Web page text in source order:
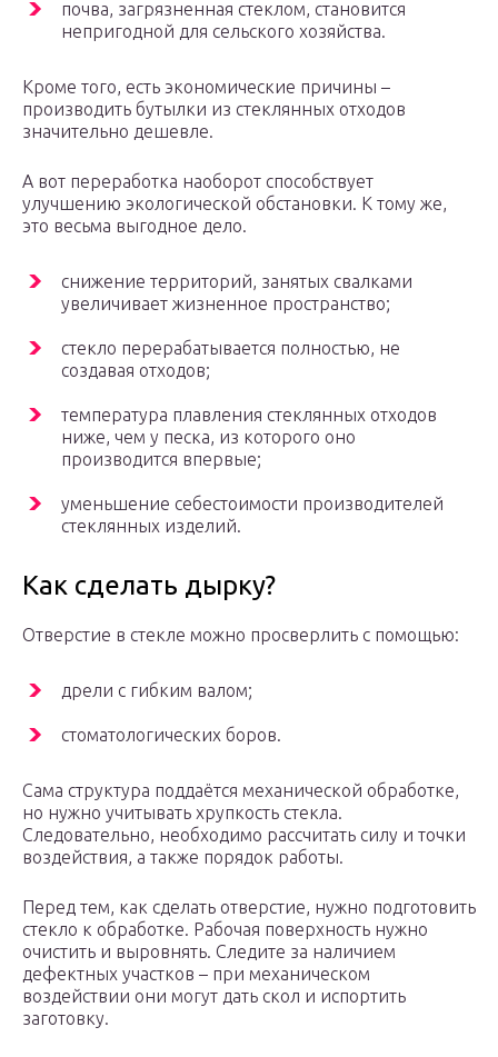
почва, загрязненная стеклом, становится
непригодной для сельского хозяйства.
Кроме того, есть экономические причины –
производить бутылки из стеклянных отходов
значительно дешевле.
А вот переработка наоборот способствует
улучшению экологической обстановки. К тому же,
это весьма выгодное дело.
снижение территорий, занятых свалками
увеличивает жизненное пространство;
стекло перерабатывается полностью, не
создавая отходов;
температура плавления стеклянных отходов
ниже, чем у песка, из которого оно
производится впервые;
уменьшение себестоимости производителей
стеклянных изделий.
Как сделать дырку?
Отверстие в стекле можно просверлить с помощью:
дрели с гибким валом;
стоматологических боров.
Сама структура поддаётся механической обработке,
но нужно учитывать хрупкость стекла.
Следовательно, необходимо рассчитать силу и точки
воздействия, а также порядок работы.
Перед тем, как сделать отверстие, нужно подготовить
стекло к обработке. Рабочая поверхность нужно
очистить и выровнять. Следите за наличием
дефектных участков – при механическом
воздействии они могут дать скол и испортить
заготовку.